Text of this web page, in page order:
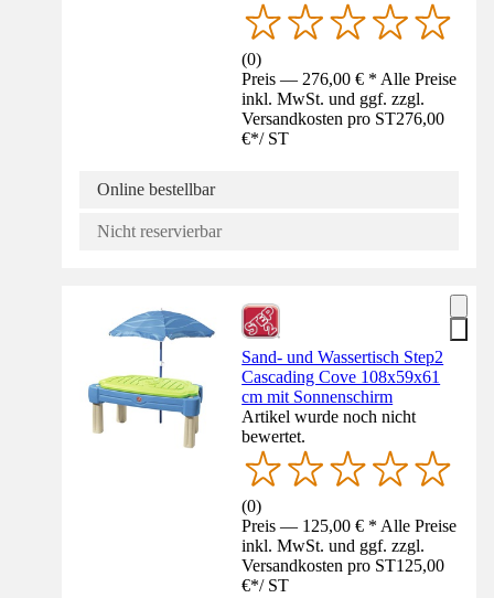
(0)
Preis — 276,00 € * Alle Preise
inkl. MwSt. und ggf. zzgl.
Versandkosten pro ST276,00
€*/ ST
Online bestellbar
Nicht reservierbar
Sand- und Wassertisch Step2
Cascading Cove 108x59x61
cm mit Sonnenschirm
Artikel wurde noch nicht
bewertet.
(0)
Preis — 125,00 € * Alle Preise
inkl. MwSt. und ggf. zzgl.
Versandkosten pro ST125,00
€*/ ST